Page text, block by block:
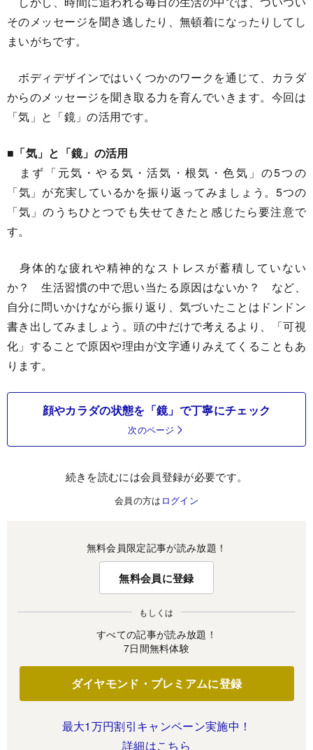
そのメッセージを聞き逃したり、無頓着になったりしてし
まいがちです。
ボディデザインではいくつかのワークを通じて、カラダ
からのメッセージを聞き取る力を育んでいきます。今回は
「気」と「鏡」の活用です。
■「気」と「鏡」の活用
まず「元気・やる気・活気・根気・色気」の5つの
「気」が充実しているかを振り返ってみましょう。5つの
「気」のうちひとつでも失せてきたと感じたら要注意で
す。
身体的な疲れや精神的なストレスが蓄積していない
か？ 生活習慣の中で思い当たる原因はないか？ など、
自分に問いかけながら振り返り、気づいたことはドンドン
書き出してみましょう。頭の中だけで考えるより、「可視
化」することで原因や理由が文字通りみえてくることもあ
ります。
顔やカラダの状態を「鏡」で丁寧にチェック
次のページ
続きを読むには会員登録が必要です。
会員の方は ログイン
無料会員限定記事が読み放題！
無料会員に登録
もしくは
すべての記事が読み放題！
7日間無料体験
ダイヤモンド・プレミアムに登録
最大1万円割引キャンペーン実施中！
詳細はこちら